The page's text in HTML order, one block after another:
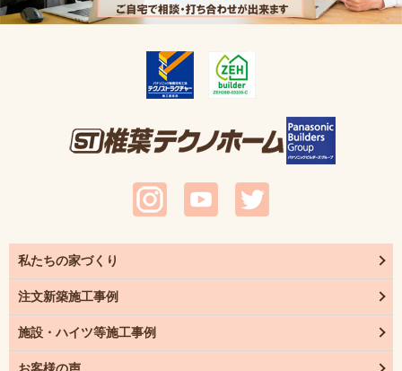
私たちの家づくり
注文新築施工事例
施設・ハイツ等施工事例
お客様の声